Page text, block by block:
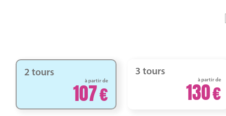
2 tours
à partir de
107
3 tours
à partir de
130